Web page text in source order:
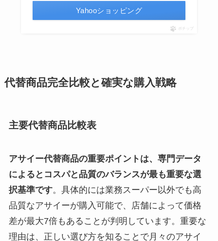
Yahooショッピング
ポチップ
代替商品完全比較と確実な購入戦略
主要代替商品比較表
アサイー代替商品の重要ポイントは、専門データ
によるとコスパと品質のバランスが最も重要な選
択基準です。具体的には業務スーパー以外でも高
品質なアサイーが購入可能で、店舗によって価格
差が最大7倍もあることが判明しています。重要な
理由は、正しい選び方を知ることで月々のアサイ